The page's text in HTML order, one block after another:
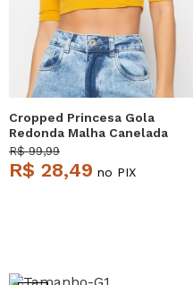
Cropped Princesa Gola
Redonda Malha Canelada
Mostarda Salvatore
R$ 99,99
R$ 28,49 no PIX